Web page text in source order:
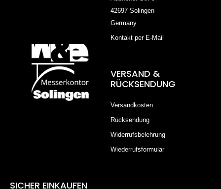
42697 Solingen
Germany
Kontakt per E-Mail
VERSAND &
RÜCKSENDUNG
Versandkosten
Rücksendung
Widerrufsbelehrung
Wiederrufsformular
SICHER EINKAUFEN